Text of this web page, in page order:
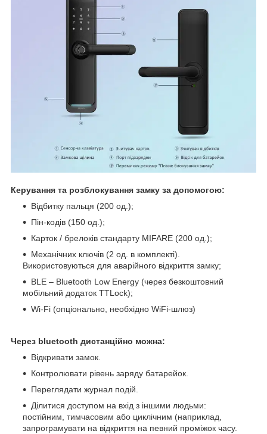
Керування та розблокування замку за допомогою:
Відбитку пальця (200 од.);
Пін-кодів (150 од.);
Карток / брелоків стандарту MIFARE (200 од.);
Механічних ключів (2 од. в комплекті).
Використовуються для аварійного відкриття замку;
BLE – Bluetooth Low Energy (через безкоштовний
мобільний додаток TTLock);
Wi-Fi (опціонально, необхідно WiFi-шлюз)
Через bluetooth дистанційно можна:
Відкривати замок.
Контролювати рівень заряду батарейок.
Переглядати журнал подій.
Ділитися доступом на вхід з іншими людьми:
постійним, тимчасовим або циклічним (наприклад,
запрограмувати на відкриття на певний проміжок часу.